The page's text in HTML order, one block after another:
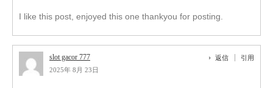
I like this post, enjoyed this one thankyou for posting.
slot gacor 777
2025年 8月 23日
返信 引用